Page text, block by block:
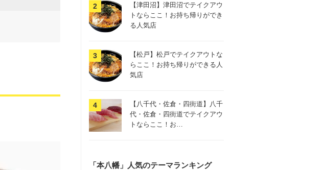
【津田沼】津田沼でテイクアウ
トならここ！お持ち帰りができ
る人気店
【松戸】松戸でテイクアウトな
らここ！お持ち帰りができる人
気店
【八千代・佐倉・四街道】八千
代・佐倉・四街道でテイクアウ
トならここ！お…
「本八幡」人気のテーマランキング